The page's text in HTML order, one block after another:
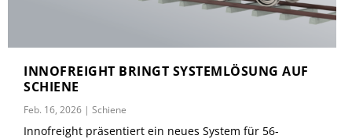
INNOFREIGHT BRINGT SYSTEMLÖSUNG AUF
SCHIENE
Feb. 16, 2026 |Schiene
Innofreight präsentiert ein neues System für 56-